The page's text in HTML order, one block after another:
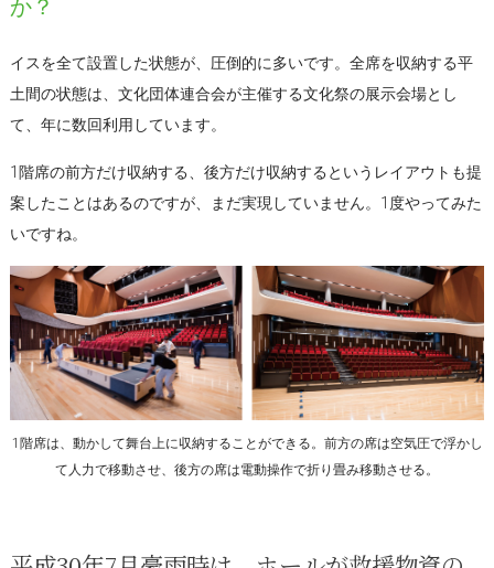
か？
イスを全て設置した状態が、圧倒的に多いです。全席を収納する平
土間の状態は、文化団体連合会が主催する文化祭の展示会場とし
て、年に数回利用しています。
1階席の前方だけ収納する、後方だけ収納するというレイアウトも提
案したことはあるのですが、まだ実現していません。1度やってみた
いですね。
1階席は、動かして舞台上に収納することができる。前方の席は空気圧で浮かし
て人力で移動させ、後方の席は電動操作で折り畳み移動させる。